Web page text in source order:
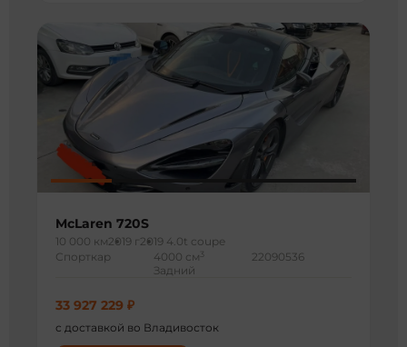
McLaren 720S
10 000 км2019 г 2019 4.0t coupe
Спорткар
4000 см 3
Задний
22090536
33 927 229 ₽
с доставкой во Владивосток